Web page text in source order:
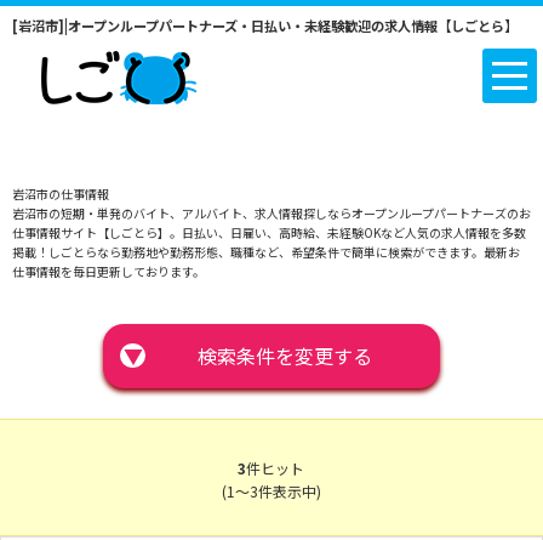
[岩沼市]|オープンループパートナーズ・日払い・未経験歓迎の求人情報【しごとら】
岩沼市の仕事情報
岩沼市の短期・単発のバイト、アルバイト、求人情報探しならオープンループパートナーズのお
仕事情報サイト【しごとら】。日払い、日雇い、高時給、未経験OKなど人気の求人情報を多数
掲載！しごとらなら勤務地や勤務形態、職種など、希望条件で簡単に検索ができます。最新お
仕事情報を毎日更新しております。
▼ 検索条件を変更する
3件ヒット
(1～3件表示中)